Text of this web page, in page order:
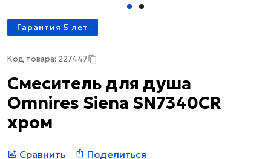
Гарантия 5 лет
Код товара: 227447
Смеситель для душа
Omnires Siena SN7340CR
хром
Сравнить Поделиться